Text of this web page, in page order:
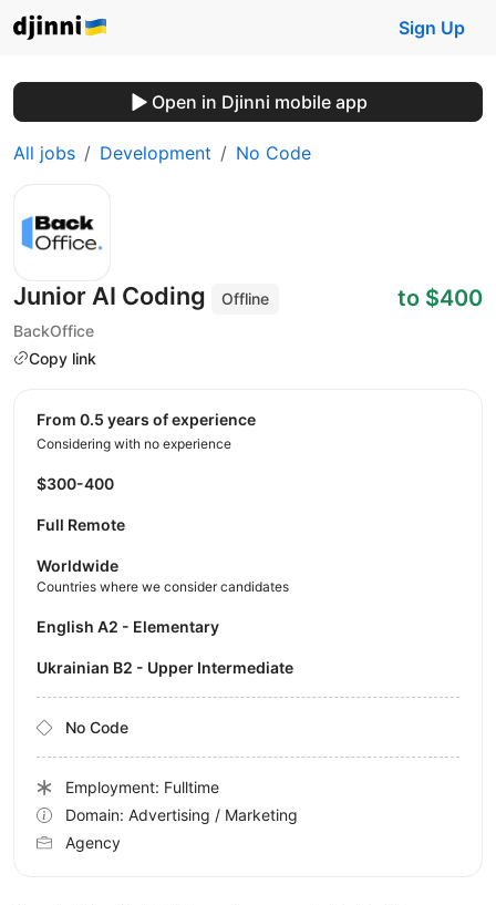
Sign Up
Open in Djinni mobile app
All jobs Development No Code
Junior AI Coding
Offline
BackOffice
Copy link
to $400
from 0.5 years of experience
Considering with no experience
$300-400
Full Remote
Worldwide
Countries where we consider candidates
English A2 - Elementary
Ukrainian B2 - Upper Intermediate
No Code
Employment: Fulltime
Domain: Advertising / Marketing
Agency